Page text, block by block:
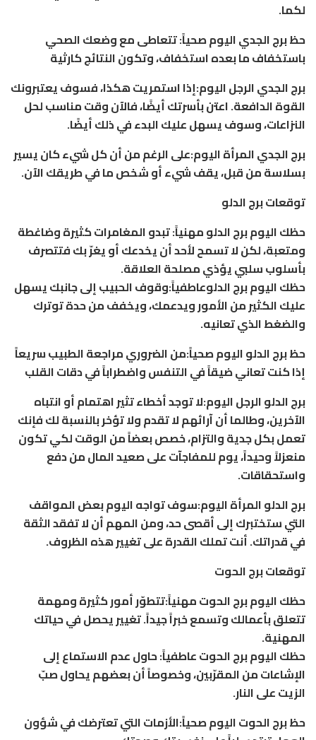
لكما.
حظ برج الجدي اليوم صحياً: تتعاطى مع وضعك الصحي
باستخفاف ما بعده استخفاف، وتكون النتائج كارثية
برج الجدي الرجل اليوم:إذا استمريت هكذا، فسوف يعتبرونك
القوة الدافعة. اعتن بأسرتك أيضًا، فالآن وقت مناسب لحل
النزاعات، وسوف يسهل عليك البدء في ذلك أيضًا.
برج الجدي المرأة اليوم:على الرغم من أن كل شيء كان يسير
بسلاسة من قبل، يقف شيء أو شخص ما في طريقك الآن.
توقعات برج الدلو
حظك اليوم برج الدلو مهنياً: تبدو المغامرات كثيرة وضاغطة
ومتعبة، لكن لا تسمح لأحد أن يخدعك أو يغرّ بك فتتصرف
بأسلوب سلبي يؤذي مصلحة العلاقة.
حظك اليوم برج الدلوعاطفياً:وقوف الحبيب إلى جانبك يسهل
عليك الكثير من الأمور ويدعمك، ويخفف من حدة توترك
والضغط الذي تعانيه.
حظ برج الدلو اليوم صحياً:من الضروري مراجعة الطبيب سريعاً
إذا كنت تعاني ضيقاً في التنفس واضطراباً في دقات القلب
برج الدلو الرجل اليوم:لا توجد أخطاء تثير اهتمام أو انتباه
الآخرين، وطالما أن آرائهم لا تقدم ولا تؤخر بالنسبة لك فإنك
تعمل بكل جدية والتزام، خصص بعضاً من الوقت لكي تكون
منعزلاً وحيداً، يوم للمفاجآت على صعيد المال من دفع
واستحقاقات.
برج الدلو المرأة اليوم:سوف تواجه اليوم بعض المواقف
التي ستختبرك إلى أقصى حد، ومن المهم أن لا تفقد الثقة
في قدراتك. أنت تملك القدرة على تغيير هذه الظروف.
توقعات برج الحوت
حظك اليوم برج الحوت مهنياً:تتطوّر أمور كثيرة ومهمة
تتعلق بأعمالك وتسمع خبراً جيداً. تغيير يحصل في حياتك
المهنية.
حظك اليوم برج الحوت عاطفياً: حاول عدم الاستماع إلى
الإشاعات من المقرّبين، وخصوصاً أن بعضهم يحاول صبّ
الزيت على النار.
حظ برج الحوت اليوم صحياً:الأزمات التي تعترضك في شؤون